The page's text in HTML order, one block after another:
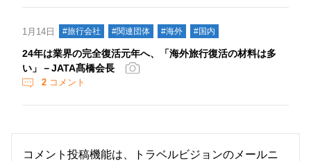
1月14日 #旅行会社 #関連団体 #海外 #国内
24年は業界の完全復活元年へ、「海外旅行復活の材料は多
い」－JATA髙橋会長
2 コメント
コメント投稿機能は、トラベルビジョンのメールニ